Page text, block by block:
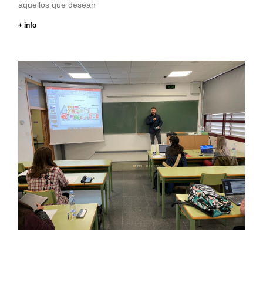
aquellos que desean
+ info